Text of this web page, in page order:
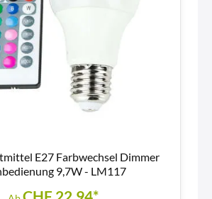
E27 Farbwechsel Dimmer
9,7W - LM117